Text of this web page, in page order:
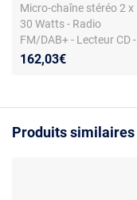
Micro-chaîne stéréo 2 x
30 Watts - Radio
FM/DAB+ - Lecteur CD -
Bluetooth 5.0/NFC -
162,03€
Produits similaires